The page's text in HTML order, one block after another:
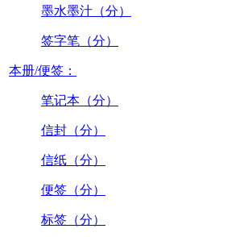
墨水墨汁（分）
签字笔（分）
本册/便签：
笔记本（分）
信封（分）
信纸（分）
便签（分）
标签（分）